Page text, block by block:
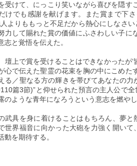
受けて、にっこり笑いながら喜びを隠す
けでも感謝を献げます。また賞まで下
人よりももっと不足だから熱心にしなさ
力して賜れた賞の価値にふさわしい子
志と覚悟を伝えた。
壇上で賞を受けることはできなかったが
心で伝えた聖霊の花束を胸の中にこめた
る／聖なる方の輝きを帯びてあなたの
篇3節)”と仰せられた預言の主人公で
のような青年になろうという意志を燃やし
武具を身に着けることはもちろん、夢
世界福音に向かった大砲を力強く開い
動を期待する。